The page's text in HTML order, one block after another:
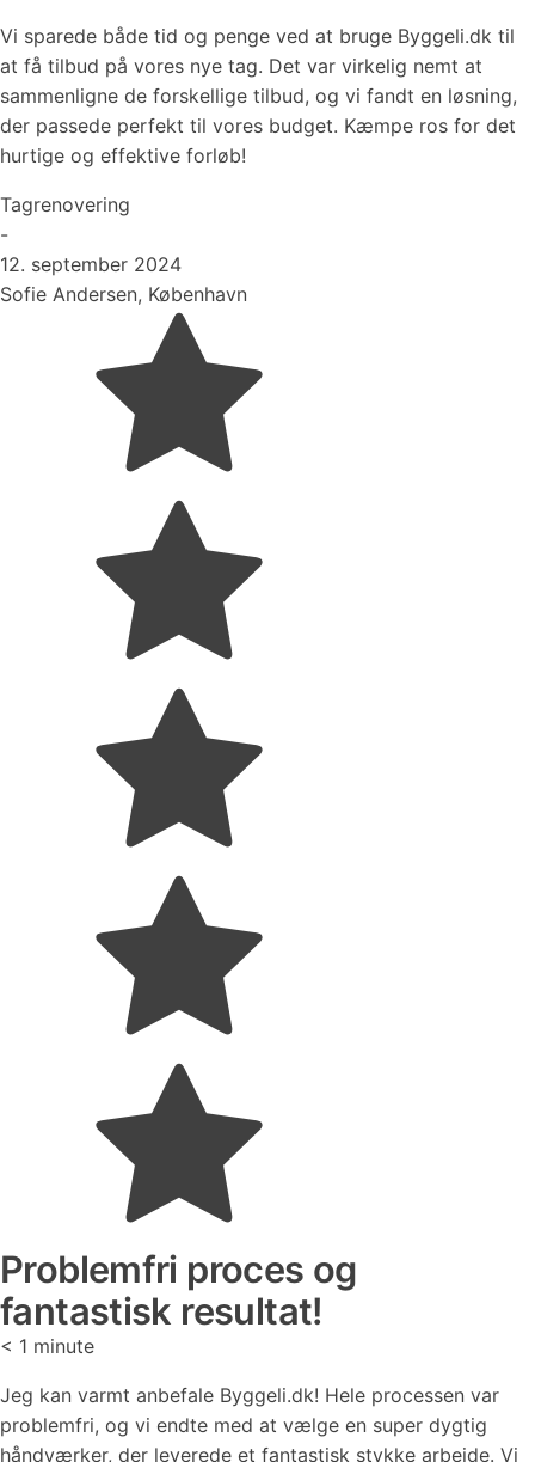
Vi sparede både tid og penge ved at bruge Byggeli.dk til
at få tilbud på vores nye tag. Det var virkelig nemt at
sammenligne de forskellige tilbud, og vi fandt en løsning,
der passede perfekt til vores budget. Kæmpe ros for det
hurtige og effektive forløb!
Tagrenovering
-
12. september 2024
Sofie Andersen, København
Problemfri proces og
fantastisk resultat!
< 1 minute
Jeg kan varmt anbefale Byggeli.dk! Hele processen var
problemfri, og vi endte med at vælge en super dygtig
håndværker, der leverede et fantastisk stykke arbejde. Vi